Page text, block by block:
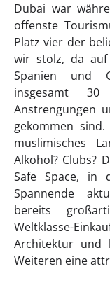
Dubai war
offenste
Platz vier der
wir stolz, da auf
Spanien und
insgesamt
Anstrengungen
gekommen
muslimisches
Alkohol? Clubs?
Safe Space, in
Spannende
bereits
Weltklasse-
Architektur und
Weiteren eine